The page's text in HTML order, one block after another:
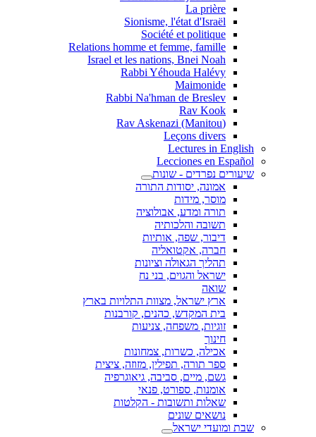
La prière
Sionisme, l'état d'Israël
Société et politique
Relations homme et femme, famille
Israel et les nations, Bnei Noah
Rabbi Yéhouda Halévy
Maimonide
Rabbi Na'hman de Breslev
Rav Kook
(Rav Askenazi (Manitou
Leçons divers
Lectures in English
Lecciones en Español
שיעורים נפרדים - שונות
אמונה, יסודות התורה
מוסר, מידות
תורה ומדע, אבולוציה
תשובה והלכותיה
דיבור, שפה, אותיות
חברה, אקטואליה
תהליך הגאולה וציונות
ישראל והגוים, בני נח
שואה
ארץ ישראל, מצוות התלויות בארץ
בית המקדש, כהנים, קורבנות
זוגיות, משפחה, צניעות
חינוך
אכילה, כשרות, צמחונות
ספר תורה, תפילין, מזוזה, ציצית
גשם, מיים, סביבה, גיאוגרפיה
אומנות, ספורט, פנאי
שאלות ותשובות - הקלטות
נושאים שונים
שבת ומועדי ישראל